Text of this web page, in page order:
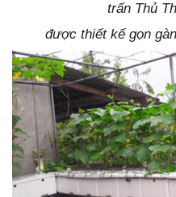
trấn Thủ
được thiết kế gọn